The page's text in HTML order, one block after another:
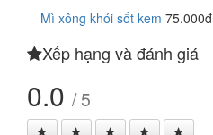
Mì xông khói sốt kem 75.000đ
Xếp hạng và đánh giá
0.0 / 5